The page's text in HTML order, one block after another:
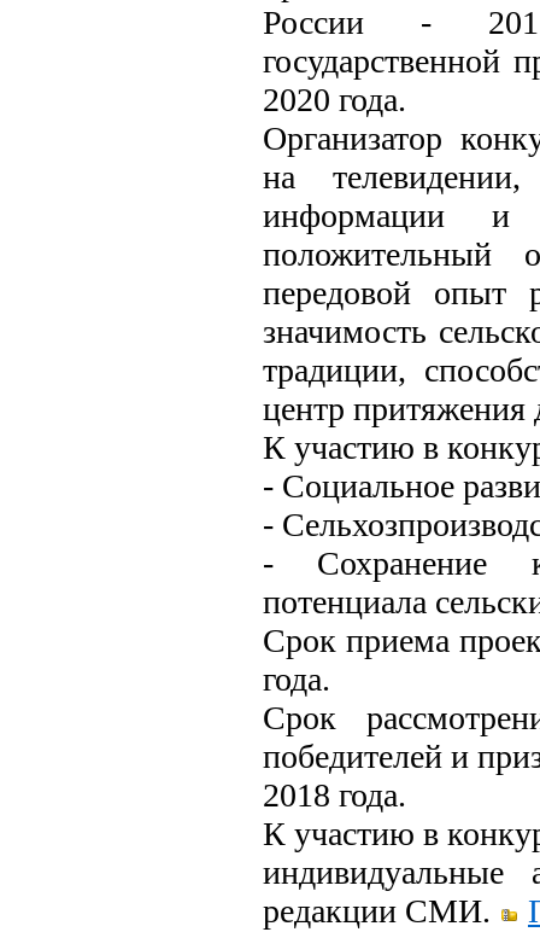
России -
государственной
2020 года.
Организатор
на
информации и
положительный
передовой опыт
значимость
традиции,
центр притяжения
К участию в
- Социальное
-
- Сохранение
потенциала
Срок приема
года.
Срок
победителей и
2018 года.
К участию в
редакции СМИ.